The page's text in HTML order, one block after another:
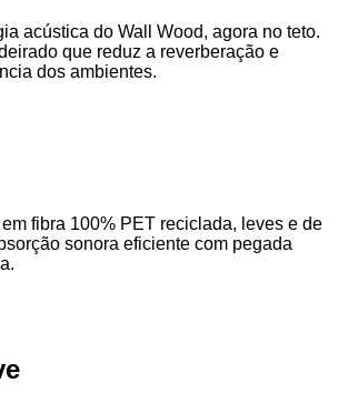
acústica do Wall Wood, agora no teto.
que reduz a reverberação e
dos ambientes.
fibra 100% PET reciclada, leves e de
sonora eficiente com pegada